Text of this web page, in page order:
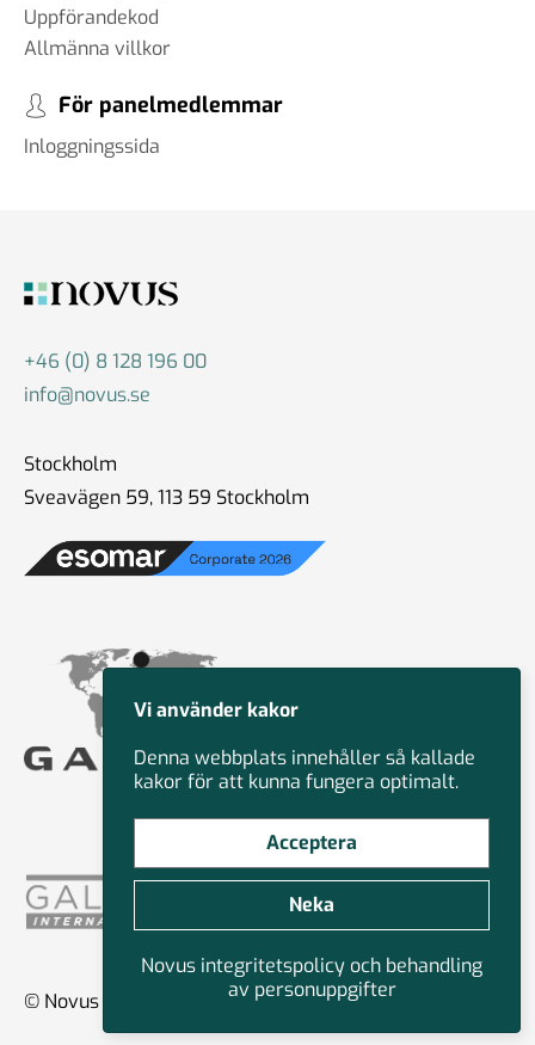
Uppförandekod
Allmänna villkor
För panelmedlemmar
Inloggningssida
+46 (0) 8 128 196 00
info@novus.se
Stockholm
Sveavägen 59, 113 59 Stockholm
© Novus Group International 2026
Vi använder kakor
Denna webbplats innehåller så kallade
kakor för att kunna fungera optimalt.
Acceptera
Neka
Novus integritetspolicy och behandling
av personuppgifter